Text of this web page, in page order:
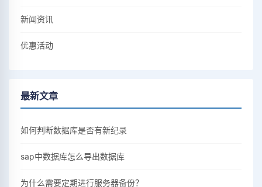
新闻资讯
优惠活动
最新文章
如何判断数据库是否有新纪录
sap中数据库怎么导出数据库
为什么需要定期进行服务器备份？